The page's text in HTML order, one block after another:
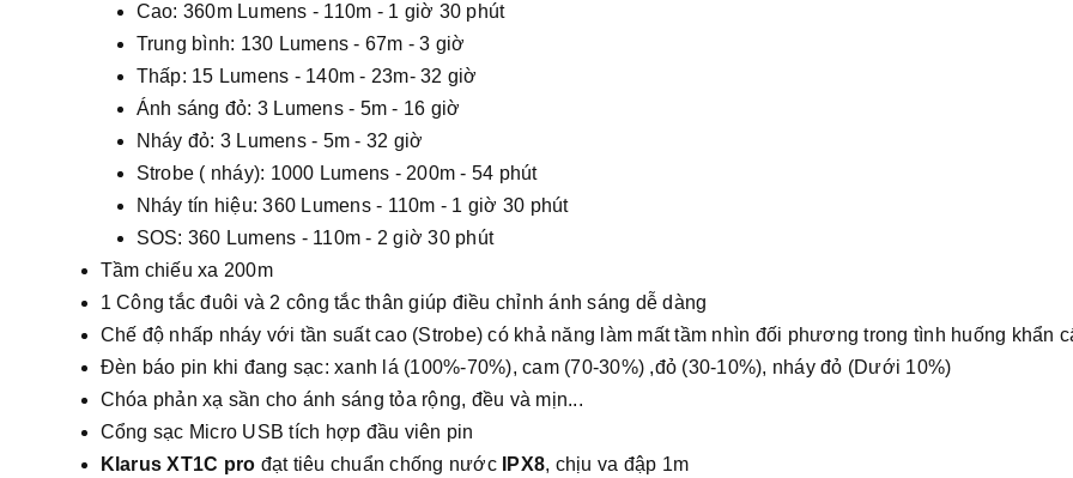
Cao: 360m Lumens - 110m - 1 giờ 30 phút
Trung bình: 130 Lumens - 67m - 3 giờ
Thấp: 15 Lumens - 140m - 23m- 32 giờ
Ánh sáng đỏ: 3 Lumens - 5m - 16 giờ
Nháy đỏ: 3 Lumens - 5m - 32 giờ
Strobe ( nháy): 1000 Lumens - 200m - 54 phút
Nháy tín hiệu: 360 Lumens - 110m - 1 giờ 30 phút
SOS: 360 Lumens - 110m - 2 giờ 30 phút
Tầm chiếu xa 200m
1 Công tắc đuôi và 2 công tắc thân giúp điều chỉnh ánh sáng dễ dàng
Chế độ nhấp nháy với tần suất cao (Strobe) có khả năng làm mất tầm nhìn đối phương trong tình huống khẩn
Đèn báo pin khi đang sạc: xanh lá (100%-70%), cam (70-30%) ,đỏ (30-10%), nháy đỏ (Dưới 10%)
Chóa phản xạ sần cho ánh sáng tỏa rộng, đều và mịn...
Cổng sạc Micro USB tích hợp đầu viên pin
Klarus XT1C pro đạt tiêu chuẩn chống nước IPX8, chịu va đập 1m